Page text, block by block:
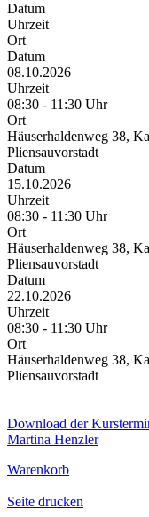
Datum
Uhrzeit
Ort
Datum
08.10.2026
Uhrzeit
08:30 - 11:30 Uhr
Ort
Häuserhaldenweg 38,
Pliensauvorstadt
Datum
15.10.2026
Uhrzeit
08:30 - 11:30 Uhr
Ort
Häuserhaldenweg 38,
Pliensauvorstadt
Datum
22.10.2026
Uhrzeit
08:30 - 11:30 Uhr
Ort
Häuserhaldenweg 38,
Pliensauvorstadt
Download der
Martina Henzler
Warenkorb
Seite drucken